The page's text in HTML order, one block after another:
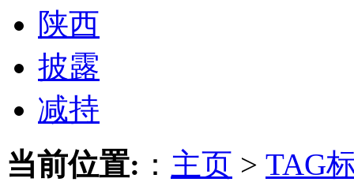
陕西
披露
减持
当前位置: ： 主页 > TAG